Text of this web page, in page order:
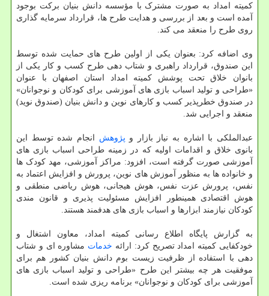
کمیته امداد به صورت مشترک با مؤسسه دانش بنیان برکت بوجود
آمده است و بعد از بررسی و هدایت طرح ها، قرارداد سرمایه گذاری
روی طرح را منعقد می کند.
وی اضافه کرد: بعنوان یکی از اولین طرح های حمایت شده توسط
این صندوق، قرارداد راهبری و شتاب دهی طرح کسب و کار یکی از
بانوان خلاق تحت پوشش کمیته امداد استان اصفهان با عنوان
«طراحی و تولید اسباب بازی های آموزشی برای کودکان و نوجوانان»
در صندوق خطرپذیر کسب و کارهای نوین و دانش بنیان (صندوق نوید)
منعقد و اجرایی شد.
عبدالملکی با اشاره به نیاز بازار و پژوهش انجام شده توسط این
بانوی خلاق و اقدامات اولیه که در زمینه طراحی اسباب بازی های
آموزشی صورت گرفته است، افزود: مراکز آموزشی، مهد کودک ها
و خانواده ها به منظور آموزش های نوین، پرورش و افزایش اعتماد به
نفس، پرورش عزت نفس، هوش هیجانی، هوش ریاضی منطقی و
هوش اقتصادی همینطور افزایش مسئولیت پذیری و قانون مندی
کودکان نیازمند ابزارها و اسباب بازی های هدفمند هستند.
به گزارش پایگاه اطلاع رسانی کمیته امداد، معاون اشتغال و
خودکفایی کمیته امداد تصریح کرد: ارائه خدمات مشاوره ای و شتاب
دهی با استفاده از ظرفیت زیست بوم دانش بنیان کشور هم برای
موفقیت هر چه بیشتر این طرح «طراحی و تولید اسباب بازی های
آموزشی برای کودکان و نوجوانان» برنامه ریزی شده است.